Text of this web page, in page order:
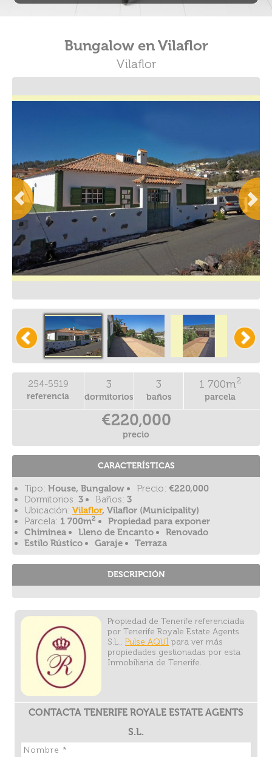
Bungalow en Vilaflor
Vilaflor
254-5519
referencia
3
dormitorios
3
baños
1 700m2
parcela
€220,000
precio
CARACTERÍSTICAS
Tipo: House, Bungalow Precio: €220,000
Dormitorios: 3 Baños: 3
Ubicación: Vilaflor, Vilaflor (Municipality)
Parcela: 1 700m2
Propiedad para exponer
Chiminea
Lleno de Encanto
Renovado
Estilo Rústico
Garaje Terraza
DESCRIPCIÓN
Propiedad de Tenerife referenciada
por Tenerife Royale Estate Agents
S.L.. Pulse AQUÍ para ver más
propiedades gestionadas por esta
Inmobiliaria de Tenerife.
CONTACTA TENERIFE ROYALE ESTATE AGENTS
S.L.